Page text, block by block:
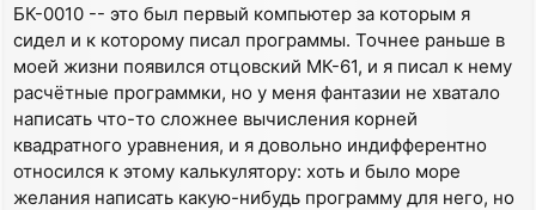
s
t
БК-0010 -- это был первый компьютер за которым я
сидел и к которому писал программы. Точнее раньше в
моей жизни появился отцовский МК-61, и я писал к нему
расчётные программки, но у меня фантазии не хватало
написать что-то сложнее вычисления корней
квадратного уравнения, и я довольно индифферентно
относился к этому калькулятору: хоть и было море
желания написать какую-нибудь программу для него, но